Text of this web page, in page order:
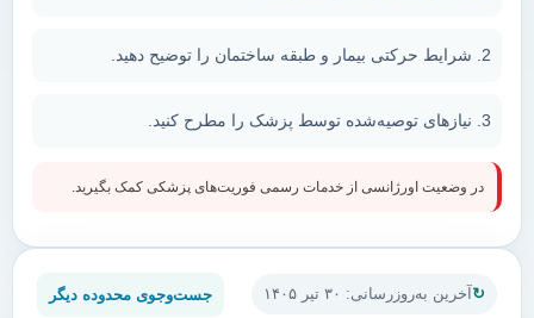
آخرین به‌روزرسانی: ۳۰ تیر ۱۴۰۵ جست‌وجوی محدوده دیگر
شرایط حرکتی بیمار و طبقه ساختمان را توضیح دهید.
نیازهای توصیه‌شده توسط پزشک را مطرح کنید.
در وضعیت اورژانسی از خدمات رسمی فوریت‌های پزشکی کمک بگیرید.